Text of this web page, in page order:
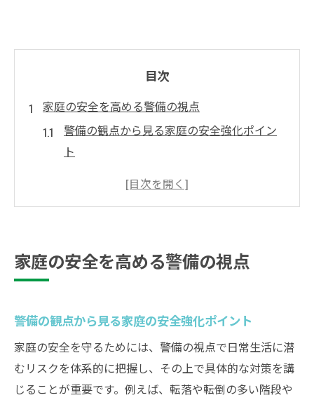
目次
家庭の安全を高める警備の視点
警備の観点から見る家庭の安全強化ポイン
ト
家庭内事故を防ぐ警備対策の基本と工夫
事故防止策を知り家族を守る工夫
家庭の安全向上に役立つ警備の工夫とは
警備視点で考える事故発生時の対応法
家族の安全確保に有効な警備対策を紹介
警備を踏まえた子供と高齢者事故防止法
家庭の安全を高める警備の視点
警備の観点から見る家庭の安全強化ポイント
家庭の安全を守るためには、警備の視点で日常生活に潜
むリスクを体系的に把握し、その上で具体的な対策を講
じることが重要です。例えば、転落や転倒の多い階段や